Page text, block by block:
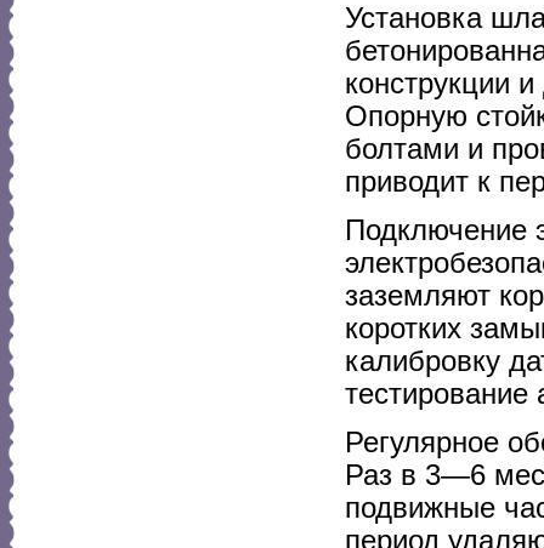
Установка
конструкции
Опорную
болтами и
приводит к
Подключение
заземляют
коротких
калибровку
Регулярное
Раз в 3—6
подвижные
период